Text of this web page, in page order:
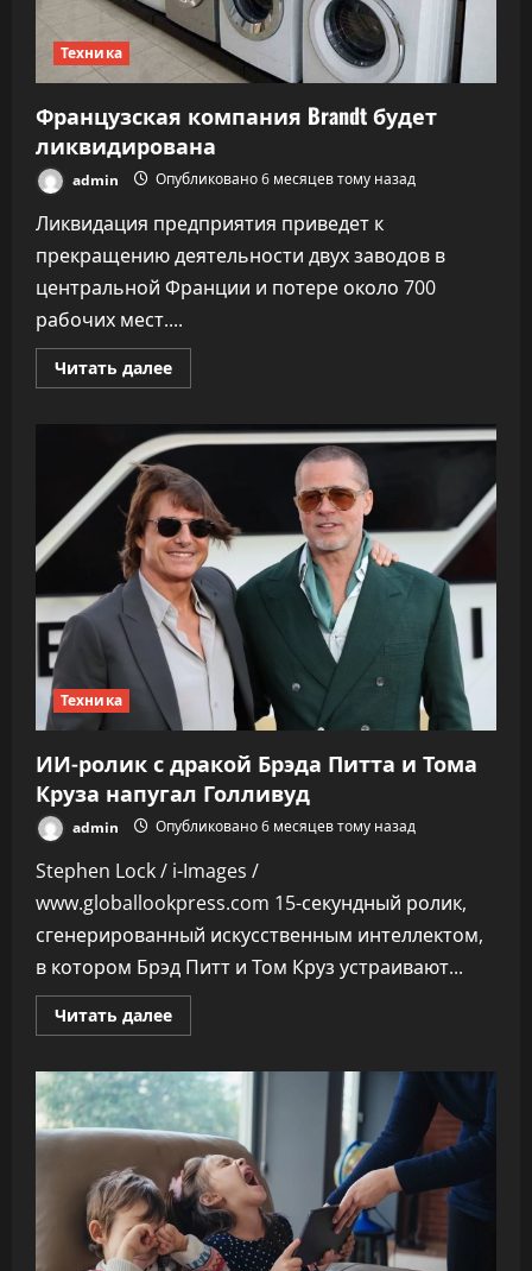
Техника
Французская компания Brandt будет
ликвидирована
admin Опубликовано 6 месяцев тому назад
Ликвидация предприятия приведет к
прекращению деятельности двух заводов в
центральной Франции и потере около 700
рабочих мест....
Читать далееПрочитать
больше
компания
Brandt
будет
ликвидирована
Техника
ИИ-ролик с дракой Брэда Питта и Тома
Круза напугал Голливуд
admin Опубликовано 6 месяцев тому назад
Stephen Lock / i-Images /
www.globallookpress.com 15-секундный ролик,
сгенерированный искусственным интеллектом,
в котором Брэд Питт и Том Круз устраивают...
Читать далееПрочитать
больше
ролик
дракой
Брэда
Питта
Тома
Круза
напугал
Голливуд